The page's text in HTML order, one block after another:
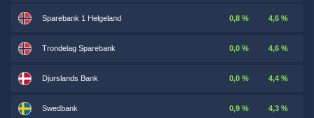
Sparebank 1 Helgeland 0,8 % 4,6 %
Trondelag Sparebank 0,0 % 4,6 %
Djurslands Bank 0,0 % 4,4 %
Swedbank 0,9 % 4,3 %